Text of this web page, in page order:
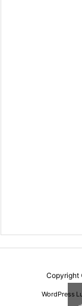
Copyright
WordPress